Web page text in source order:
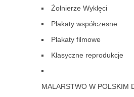
Żołnierze Wyklęci
Plakaty współczesne
Plakaty filmowe
Klasyczne reprodukcje
MALARSTWO W POLSKIM